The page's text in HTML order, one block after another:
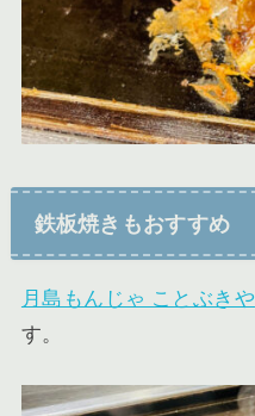
鉄板焼きもおすすめ
月島もんじゃ ことぶきや
す。